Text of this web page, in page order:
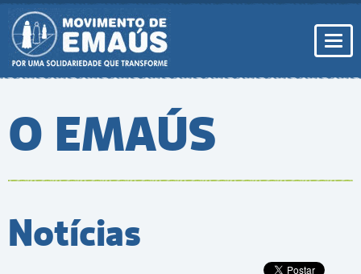
Pular
para
conteúdo
O EMAÚS
Notícias